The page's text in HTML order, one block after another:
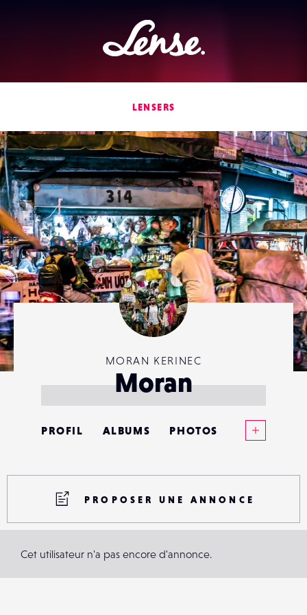
Lense
LENSERS
MORAN KERINEC
Moran
PROFIL ALBUMS PHOTOS
CONTACTS
ÉVÉNEMENTS
PROPOSER UNE ANNONCE
Cet utilisateur n'a pas encore d'annonce.